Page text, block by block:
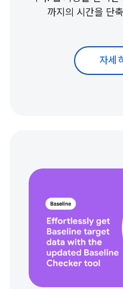
까지의 시간을 단
자세